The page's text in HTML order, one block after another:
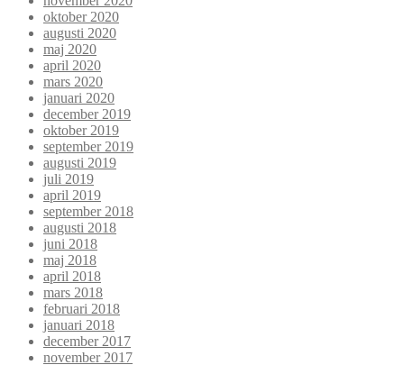
oktober 2020
augusti 2020
maj 2020
april 2020
mars 2020
januari 2020
december 2019
oktober 2019
september 2019
augusti 2019
juli 2019
april 2019
september 2018
augusti 2018
juni 2018
maj 2018
april 2018
mars 2018
februari 2018
januari 2018
december 2017
november 2017